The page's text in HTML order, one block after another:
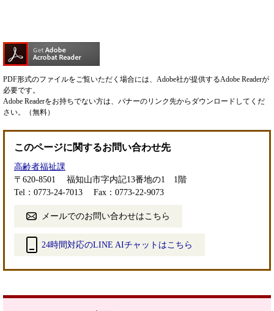
PDF形式のファイルをご覧いただく場合には、Adobe社が提供するAdobe Readerが
必要です。
Adobe Readerをお持ちでない方は、バナーのリンク先からダウンロードしてくだ
さい。（無料）
このページに関するお問い合わせ先
高齢者福祉課
〒620-8501
福知山市字内記13番地の1 1階
Tel：0773-24-7013
Fax：0773-22-9073
メールでのお問い合わせはこちら
24時間対応のLINE AIチャットはこちら
リ